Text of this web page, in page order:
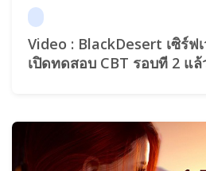
Video : BlackDesert เซิร์ฟ
เปิดทดสอบ CBT รอบที 2 แล้